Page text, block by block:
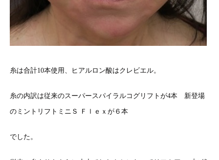
糸は合計10本使用、ヒアルロン酸はクレビエル。
糸の内訳は従来のスーパースパイラルコグリフトが4本 新登場
のミントリフトミニＳ Ｆｌｅｘが６本
でした。